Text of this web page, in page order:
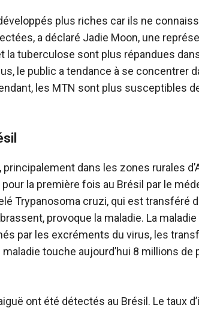
plus riches car ils ne
a déclaré Jadie Moon, une
la tuberculose sont plus répandues
le public a tendance à se concentrer
les MTN sont plus susceptibles
dans les zones rurales
la première fois au Brésil par le
Trypanosoma cruzi, qui est transféré
provoque la maladie. La
par les excréments du virus, les
touche aujourd’hui 8 millions de
ont été détectés au Brésil. Le taux